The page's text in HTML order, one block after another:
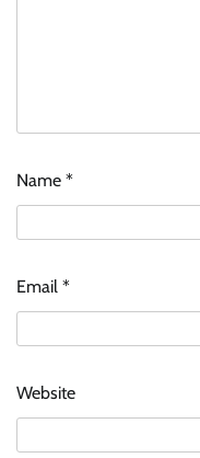
Name *
Email *
Website